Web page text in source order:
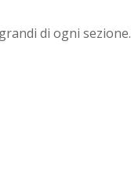
di ogni sezione.